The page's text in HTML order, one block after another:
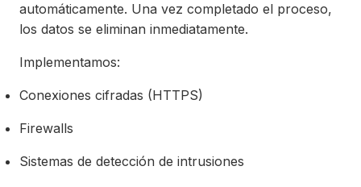
automáticamente. Una vez completado el proceso,
los datos se eliminan inmediatamente.
Implementamos:
Conexiones cifradas (HTTPS)
Firewalls
Sistemas de detección de intrusiones